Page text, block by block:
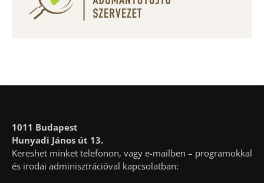
1011 Budapest
Hunyadi János út 13.
Kereshet minket telefonon, vagy e-mailben – programokkal
és irodai adminisztrációval kapcsolatban: